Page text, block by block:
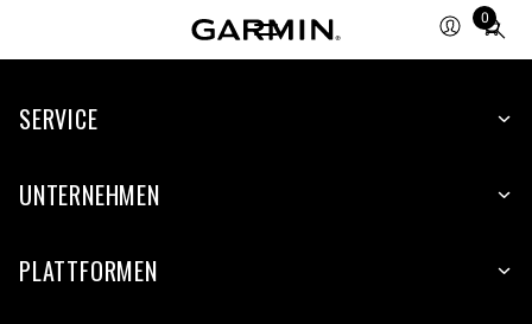
0
Total
items
cart:
SERVICE
UNTERNEHMEN
PLATTFORMEN